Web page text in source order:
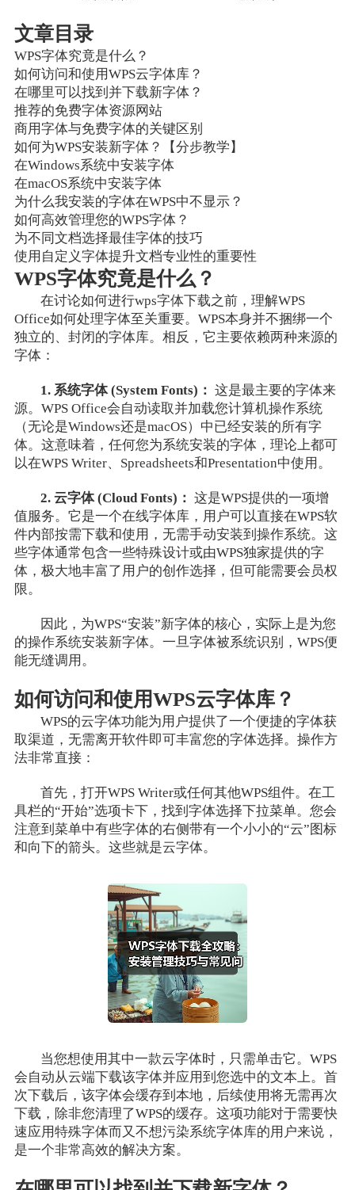
文章目录
WPS字体究竟是什么？
如何访问和使用WPS云字体库？
在哪里可以找到并下载新字体？
推荐的免费字体资源网站
商用字体与免费字体的关键区别
如何为WPS安装新字体？【分步教学】
在Windows系统中安装字体
在macOS系统中安装字体
为什么我安装的字体在WPS中不显示？
如何高效管理您的WPS字体？
为不同文档选择最佳字体的技巧
使用自定义字体提升文档专业性的重要性
WPS字体究竟是什么？
在讨论如何进行wps字体下载之前，理解WPS
Office如何处理字体至关重要。WPS本身并不捆绑一个
独立的、封闭的字体库。相反，它主要依赖两种来源的
字体：
1. 系统字体 (System Fonts)： 这是最主要的字体来
源。WPS Office会自动读取并加载您计算机操作系统
（无论是Windows还是macOS）中已经安装的所有字
体。这意味着，任何您为系统安装的字体，理论上都可
以在WPS Writer、Spreadsheets和Presentation中使用。
2. 云字体 (Cloud Fonts)： 这是WPS提供的一项增
值服务。它是一个在线字体库，用户可以直接在WPS软
件内部按需下载和使用，无需手动安装到操作系统。这
些字体通常包含一些特殊设计或由WPS独家提供的字
体，极大地丰富了用户的创作选择，但可能需要会员权
限。
因此，为WPS“安装”新字体的核心，实际上是为您
的操作系统安装新字体。一旦字体被系统识别，WPS便
能无缝调用。
如何访问和使用WPS云字体库？
WPS的云字体功能为用户提供了一个便捷的字体获
取渠道，无需离开软件即可丰富您的字体选择。操作方
法非常直接：
首先，打开WPS Writer或任何其他WPS组件。在工
具栏的“开始”选项卡下，找到字体选择下拉菜单。您会
注意到菜单中有些字体的右侧带有一个小小的“云”图标
和向下的箭头。这些就是云字体。
当您想使用其中一款云字体时，只需单击它。WPS
会自动从云端下载该字体并应用到您选中的文本上。首
次下载后，该字体会缓存到本地，后续使用将无需再次
下载，除非您清理了WPS的缓存。这项功能对于需要快
速应用特殊字体而又不想污染系统字体库的用户来说，
是一个非常高效的解决方案。